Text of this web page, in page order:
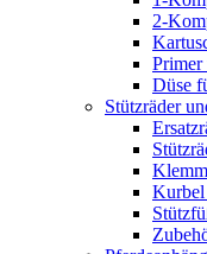
2-
Primer
Düse
Stützräder
Kurbel